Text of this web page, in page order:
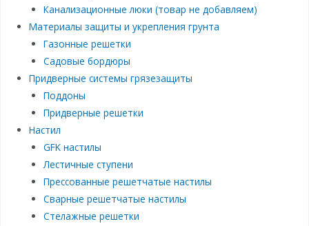
Канализационные люки (товар не добавляем)
Материалы защиты и укрепления грунта
Газонные решетки
Садовые бордюры
Придверные системы грязезащиты
Поддоны
Придверные решетки
Настил
GFK настилы
Лестичные ступени
Прессованные решетчатые настилы
Сварные решетчатые настилы
Стелажные решетки